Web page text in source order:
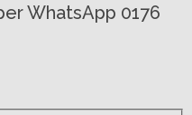
WhatsApp 0176